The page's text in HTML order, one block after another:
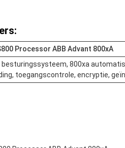
Processor ABB Advant 800xA
besturingssysteem, 800xa
toegangscontrole, encryptie,